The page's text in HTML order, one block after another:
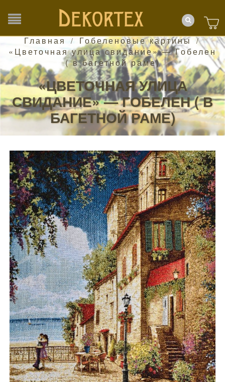
Главная / Гобеленовые картины /
«Цветочная улица свидание» — Гобелен
( в багетной раме)
«ЦВЕТОЧНАЯ УЛИЦА
СВИДАНИЕ» — ГОБЕЛЕН ( В
БАГЕТНОЙ РАМЕ)